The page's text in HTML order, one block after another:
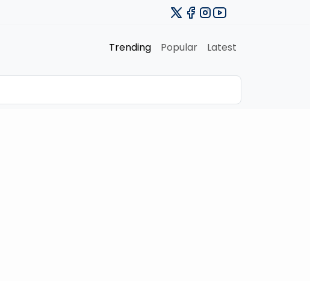
Trending Popular Latest